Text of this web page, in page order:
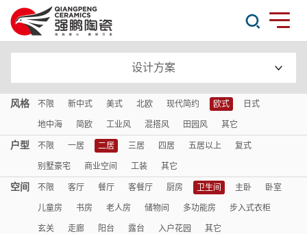
设计方案
风格 不限 新中式 美式 北欧 现代简约 欧式 日式
地中海 简欧 工业风 混搭风 田园风 其它
户型 不限 一居 二居 三居 四居 五居以上 复式
别墅豪宅 商业空间 工装 其它
空间 不限 客厅 餐厅 客餐厅 厨房 卫生间 主卧 卧室
儿童房 书房 老人房 储物间 多功能房 步入式衣柜
玄关 走廊 阳台 露台 入户花园 其它